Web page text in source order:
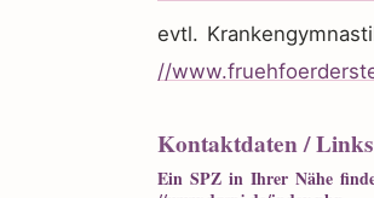
evtl.
//
Kontaktdaten / Links
Ein SPZ in Ihrer Nähe